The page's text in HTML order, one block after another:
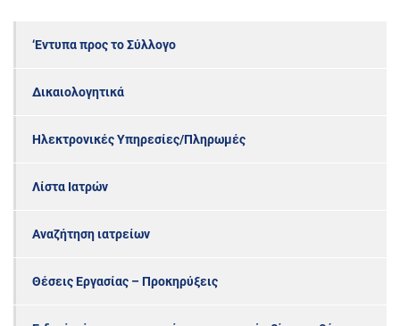
‘Εντυπα προς το Σύλλογο
Δικαιολογητικά
Ηλεκτρονικές Υπηρεσίες/Πληρωμές
Λίστα Ιατρών
Αναζήτηση ιατρείων
Θέσεις Εργασίας – Προκηρύξεις